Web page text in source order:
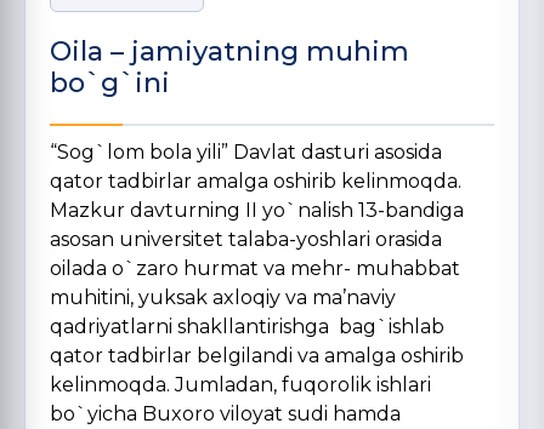
Oila – jamiyatning muhim
bo`g`ini
“Sog`lom bola yili” Davlat dasturi asosida
qator tadbirlar amalga oshirib kelinmoqda.
Mazkur davturning II yo`nalish 13-bandiga
asosan universitet talaba-yoshlari orasida
oilada o`zaro hurmat va mehr- muhabbat
muhitini, yuksak axloqiy va ma’naviy
qadriyatlarni shakllantirishga bag`ishlab
qator tadbirlar belgilandi va amalga oshirib
kelinmoqda. Jumladan, fuqorolik ishlari
bo`yicha Buxoro viloyat sudi hamda